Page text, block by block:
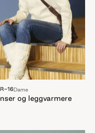
16Dame
og leggvarmere